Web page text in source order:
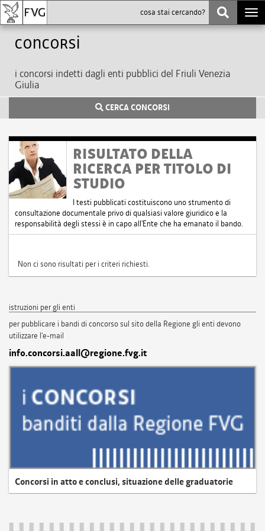
Concorsi
i concorsi indetti dagli enti pubblici del Friuli Venezia
Giulia
CERCA CONCORSI
RISULTATO DELLA
RICERCA PER TITOLO DI
STUDIO
I testi pubblicati costituiscono uno strumento di
consultazione documentale privo di qualsiasi valore giuridico e la
responsabilità degli stessi è in capo all'Ente che ha emanato il bando.
Non ci sono risultati per i criteri richiesti.
istruzioni per gli enti
per pubblicare i bandi di concorso sul sito della Regione gli enti devono
utilizzare l'e-mail
info.concorsi.aall@regione.fvg.it
Concorsi in atto e conclusi, situazione delle graduatorie